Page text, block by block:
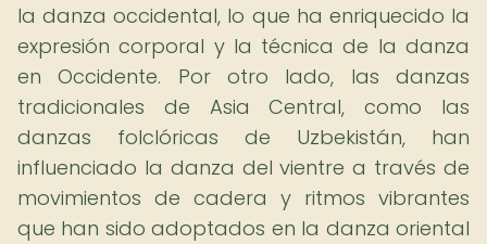
la danza occidental, lo que ha enriquecido la
expresión corporal y la técnica de la danza
en Occidente. Por otro lado, las danzas
tradicionales de Asia Central, como las
danzas folclóricas de Uzbekistán, han
influenciado la danza del vientre a través de
movimientos de cadera y ritmos vibrantes
que han sido adoptados en la danza oriental